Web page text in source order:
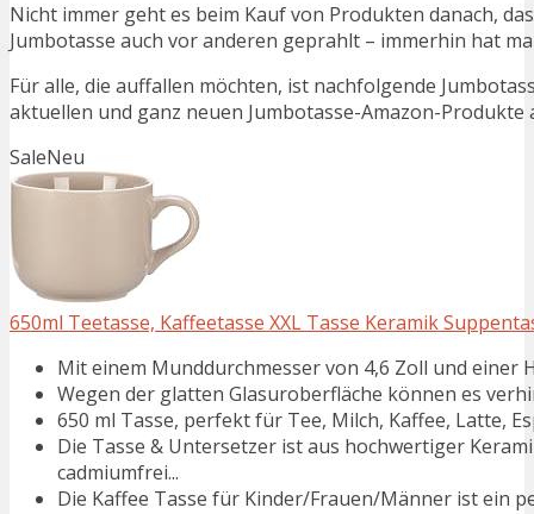
Nicht immer geht es beim Kauf von Produkten danach,
Jumbotasse auch vor anderen geprahlt – immerhin hat
Für alle, die auffallen möchten, ist nachfolgende
aktuellen und ganz neuen Jumbotasse-Amazon-Produkte
SaleNeu
650ml Teetasse, Kaffeetasse XXL Tasse Keramik
Mit einem Munddurchmesser von 4,6 Zoll und einer
Wegen der glatten Glasuroberfläche können es
650 ml Tasse, perfekt für Tee, Milch, Kaffee, Latte,
Die Tasse & Untersetzer ist aus hochwertiger
cadmiumfrei...
Die Kaffee Tasse für Kinder/Frauen/Männer ist ein